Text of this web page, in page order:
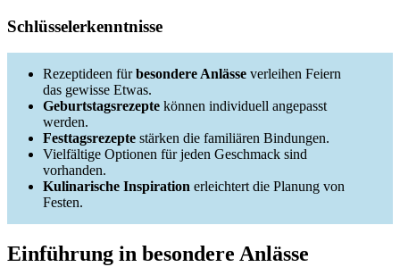
Schlüsselerkenntnisse
Rezeptideen fürbesondere Anlässe verleihen Feiern
das gewisse Etwas.
Geburtstagsrezepte können individuell angepasst
werden.
Festtagsrezepte stärken die familiären Bindungen.
Vielfältige Optionen für jeden Geschmack sind
vorhanden.
Kulinarische Inspiration erleichtert die Planung von
Festen.
Einführung in besondere Anlässe